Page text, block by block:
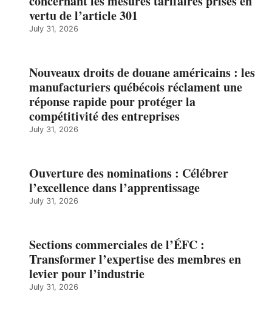
vertu de l’article 301
July 31, 2026
Nouveaux droits de douane américains : les
manufacturiers québécois réclament une
réponse rapide pour protéger la
compétitivité des entreprises
July 31, 2026
Ouverture des nominations : Célébrer
l’excellence dans l’apprentissage
July 31, 2026
Sections commerciales de l’ÉFC :
Transformer l’expertise des membres en
levier pour l’industrie
July 31, 2026